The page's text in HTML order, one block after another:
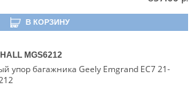
В КОРЗИНУ
MGS6212
упор багажника Geely Emgrand EC7 21-